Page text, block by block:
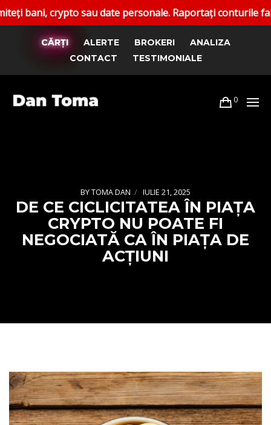
sau date personale. Raportați conturile false.
CĂRȚI ALERTE BROKERI
ANALIZA
CONTACT
TESTIMONIALE
0
BYTOMA DAN IULIE 21, 2025
DE CE CICLICITATEA ÎN PIAȚA
CRYPTO NU POATE FI
NEGOCIATĂ CA ÎN PIAȚA DE
ACȚIUNI